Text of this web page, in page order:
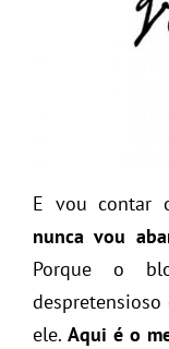
E vou contar
nunca vou
Porque o
ele.Aqui é o